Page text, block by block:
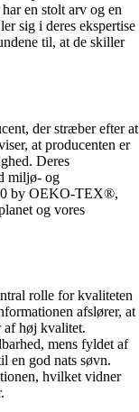
en stolt arv og en
sig i deres ekspertise
til, at de skiller
der stræber efter at
at producenten er
Deres
miljø- og
by OEKO-TEX®,
og vores
rolle for kvaliteten
afslører, at
af høj kvalitet.
mens fyldet af
en god nats søvn.
hvilket vidner